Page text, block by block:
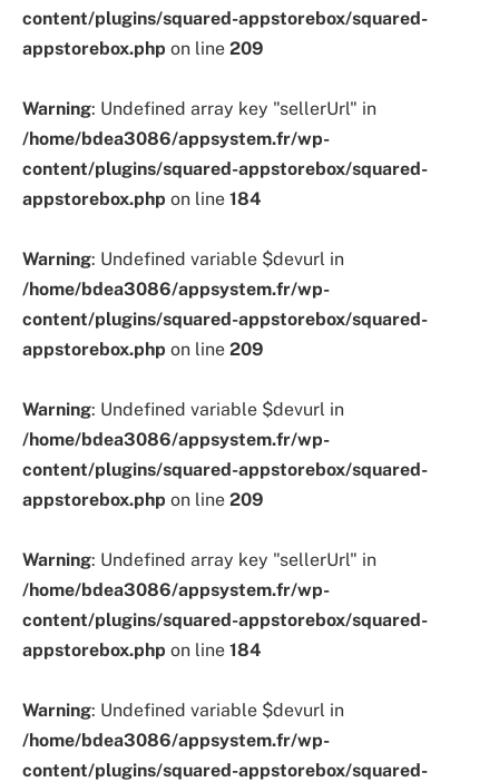
content/plugins/squared-appstorebox/squared-
appstorebox.php on line 209
Warning: Undefined array key "sellerUrl" in
/home/bdea3086/appsystem.fr/wp-
content/plugins/squared-appstorebox/squared-
appstorebox.php on line 184
Warning: Undefined variable $devurl in
/home/bdea3086/appsystem.fr/wp-
content/plugins/squared-appstorebox/squared-
appstorebox.php on line 209
Warning: Undefined variable $devurl in
/home/bdea3086/appsystem.fr/wp-
content/plugins/squared-appstorebox/squared-
appstorebox.php on line 209
Warning: Undefined array key "sellerUrl" in
/home/bdea3086/appsystem.fr/wp-
content/plugins/squared-appstorebox/squared-
appstorebox.php on line 184
Warning: Undefined variable $devurl in
/home/bdea3086/appsystem.fr/wp-
content/plugins/squared-appstorebox/squared-